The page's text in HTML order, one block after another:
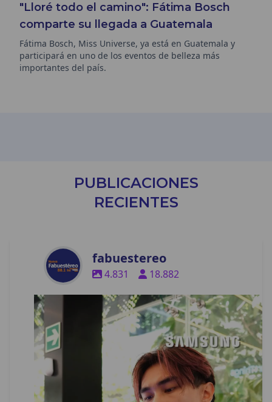
"Lloré todo el camino": Fátima Bosch
comparte su llegada a Guatemala
Fátima Bosch, Miss Universe, ya está en Guatemala y
participará en uno de los eventos de belleza más
importantes del país.
PUBLICACIONES
RECIENTES
fabuestereo
4.831 18.882